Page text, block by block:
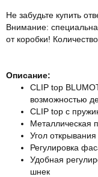
Не забудьте купить
Внимание:
от коробки!
Описание:
CLIP top
возможностью
CLIP top с
Металлическая
Угол открывания
Регулировка
Удобная
шнек